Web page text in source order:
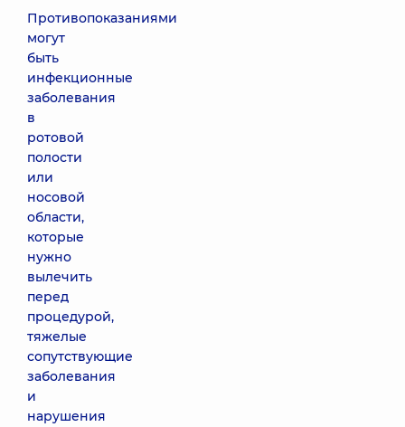
Противопоказаниями
могут
быть
инфекционные
заболевания
в
ротовой
полости
или
носовой
области,
которые
нужно
вылечить
перед
процедурой,
тяжелые
сопутствующие
заболевания
и
нарушения